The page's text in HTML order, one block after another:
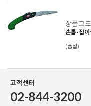
상품코
손톱-접
(품절)
고객센터
02-844-3200